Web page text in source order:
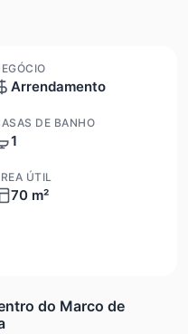
Arrendamento
DE BANHO
1
ÚTIL
70 m²
do Marco de